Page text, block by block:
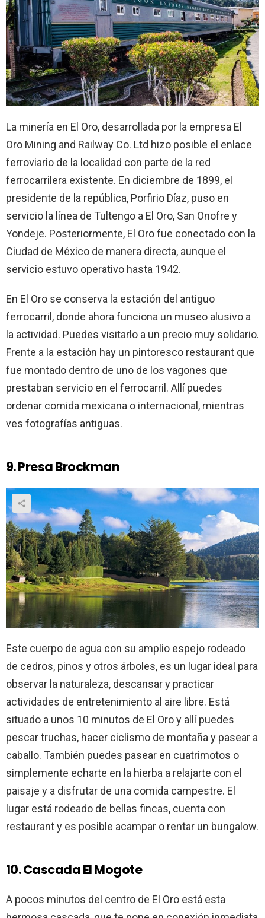
La minería en El Oro, desarrollada por la empresa El
Oro Mining and Railway Co. Ltd hizo posible el enlace
ferroviario de la localidad con parte de la red
ferrocarrilera existente. En diciembre de 1899, el
presidente de la república, Porfirio Díaz, puso en
servicio la línea de Tultengo a El Oro, San Onofre y
Yondeje. Posteriormente, El Oro fue conectado con la
Ciudad de México de manera directa, aunque el
servicio estuvo operativo hasta 1942.
En El Oro se conserva la estación del antiguo
ferrocarril, donde ahora funciona un museo alusivo a
la actividad. Puedes visitarlo a un precio muy solidario.
Frente a la estación hay un pintoresco restaurant que
fue montado dentro de uno de los vagones que
prestaban servicio en el ferrocarril. Allí puedes
ordenar comida mexicana o internacional, mientras
ves fotografías antiguas.
9. Presa Brockman
Este cuerpo de agua con su amplio espejo rodeado
de cedros, pinos y otros árboles, es un lugar ideal para
observar la naturaleza, descansar y practicar
actividades de entretenimiento al aire libre. Está
situado a unos 10 minutos de El Oro y allí puedes
pescar truchas, hacer ciclismo de montaña y pasear a
caballo. También puedes pasear en cuatrimotos o
simplemente echarte en la hierba a relajarte con el
paisaje y a disfrutar de una comida campestre. El
lugar está rodeado de bellas fincas, cuenta con
restaurant y es posible acampar o rentar un bungalow.
10. Cascada El Mogote
A pocos minutos del centro de El Oro está esta